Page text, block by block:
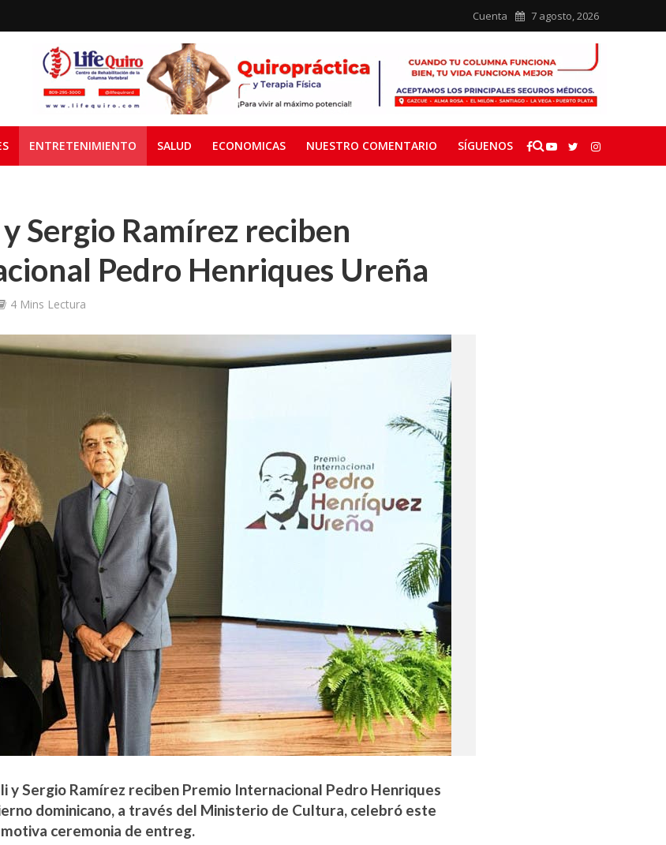
Cuenta 7 agosto, 2026
ENTRETENIMIENTO SALUD ECONOMICAS NUESTRO COMENTARIO SÍGUENOS
Sergio Ramírez reciben
Pedro Henriques Ureña
4 Mins Lectura
y Sergio Ramírez reciben Premio Internacional Pedro Henriques
dominicano, a través del Ministerio de Cultura, celebró este
ceremonia de entreg.